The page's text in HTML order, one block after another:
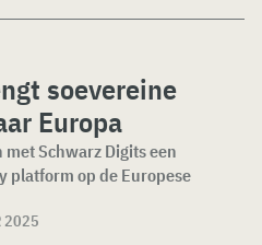
soevereine
Europa
Schwarz Digits een
platform op de Europese
2025